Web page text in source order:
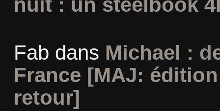
Fab dans Michael :
France [MAJ:
retour]